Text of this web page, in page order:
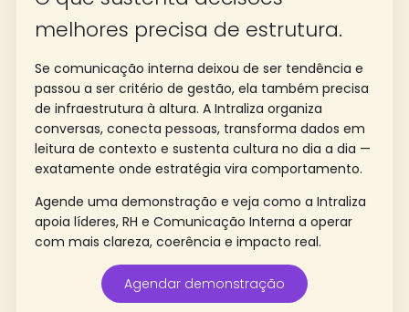
melhores precisa de estrutura.
Se comunicação interna deixou de ser tendência e
passou a ser critério de gestão, ela também precisa
de infraestrutura à altura. A Intraliza organiza
conversas, conecta pessoas, transforma dados em
leitura de contexto e sustenta cultura no dia a dia —
exatamente onde estratégia vira comportamento.
Agende uma demonstração e veja como a Intraliza
apoia líderes, RH e Comunicação Interna a operar
com mais clareza, coerência e impacto real.
Agendar demonstração